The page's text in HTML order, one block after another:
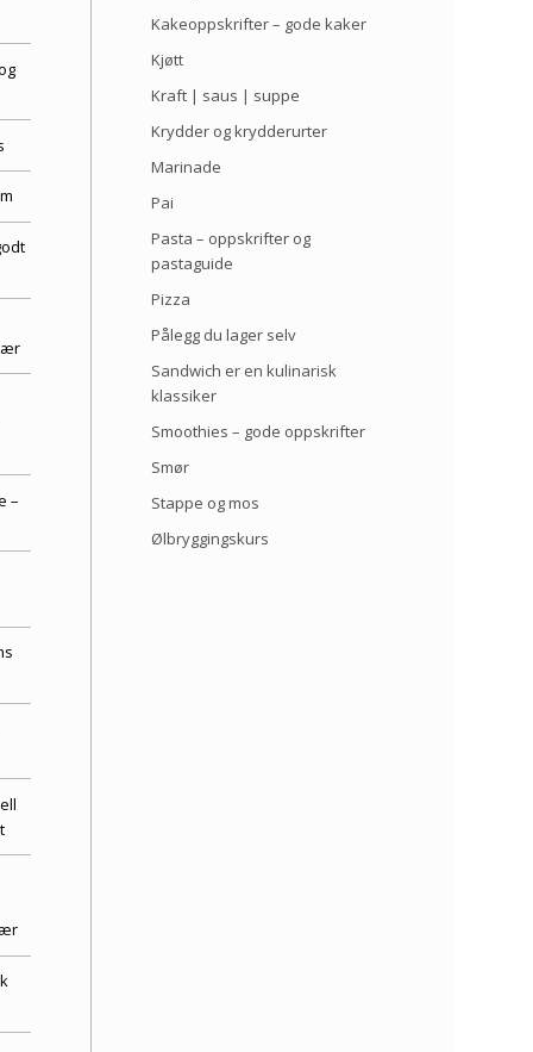
–
Kakeoppskrifter – gode kaker
Kjøtt
Kraft | saus | suppe
Krydder og krydderurter
Marinade
Pai
Pasta – oppskrifter og
pastaguide
Pizza
Pålegg du lager selv
Sandwich er en kulinarisk
klassiker
Smoothies – gode oppskrifter
Smør
Stappe og mos
Ølbryggingskurs